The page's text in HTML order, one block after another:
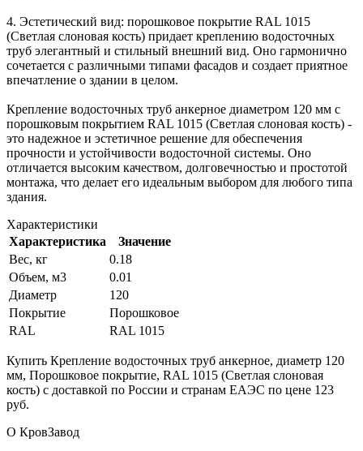
4. Эстетический вид: порошковое покрытие RAL 1015
(Светлая слоновая кость) придает креплению водосточных
труб элегантный и стильный внешний вид. Оно гармонично
сочетается с различными типами фасадов и создает приятное
впечатление о здании в целом.
Крепление водосточных труб анкерное диаметром 120 мм с
порошковым покрытием RAL 1015 (Светлая слоновая кость) -
это надежное и эстетичное решение для обеспечения
прочности и устойчивости водосточной системы. Оно
отличается высоким качеством, долговечностью и простотой
монтажа, что делает его идеальным выбором для любого типа
здания.
Характеристики
Характеристика
Значение
Вес, кг
0.18
Объем, м3
0.01
Диаметр
120
Покрытие
Порошковое
RAL
RAL 1015
Купить Крепление водосточных труб анкерное, диаметр 120
мм, Порошковое покрытие, RAL 1015 (Светлая слоновая
кость) с доставкой по России и странам ЕАЭС по цене 123
руб.
О КровЗавод